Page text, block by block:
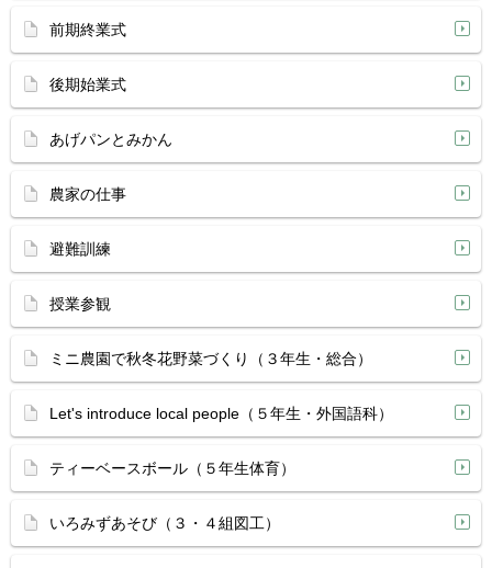
前期終業式
後期始業式
あげパンとみかん
農家の仕事
避難訓練
授業参観
ミニ農園で秋冬花野菜づくり（３年生・総合）
Let's introduce local people（５年生・外国語科）
ティーベースボール（５年生体育）
いろみずあそび（３・４組図工）